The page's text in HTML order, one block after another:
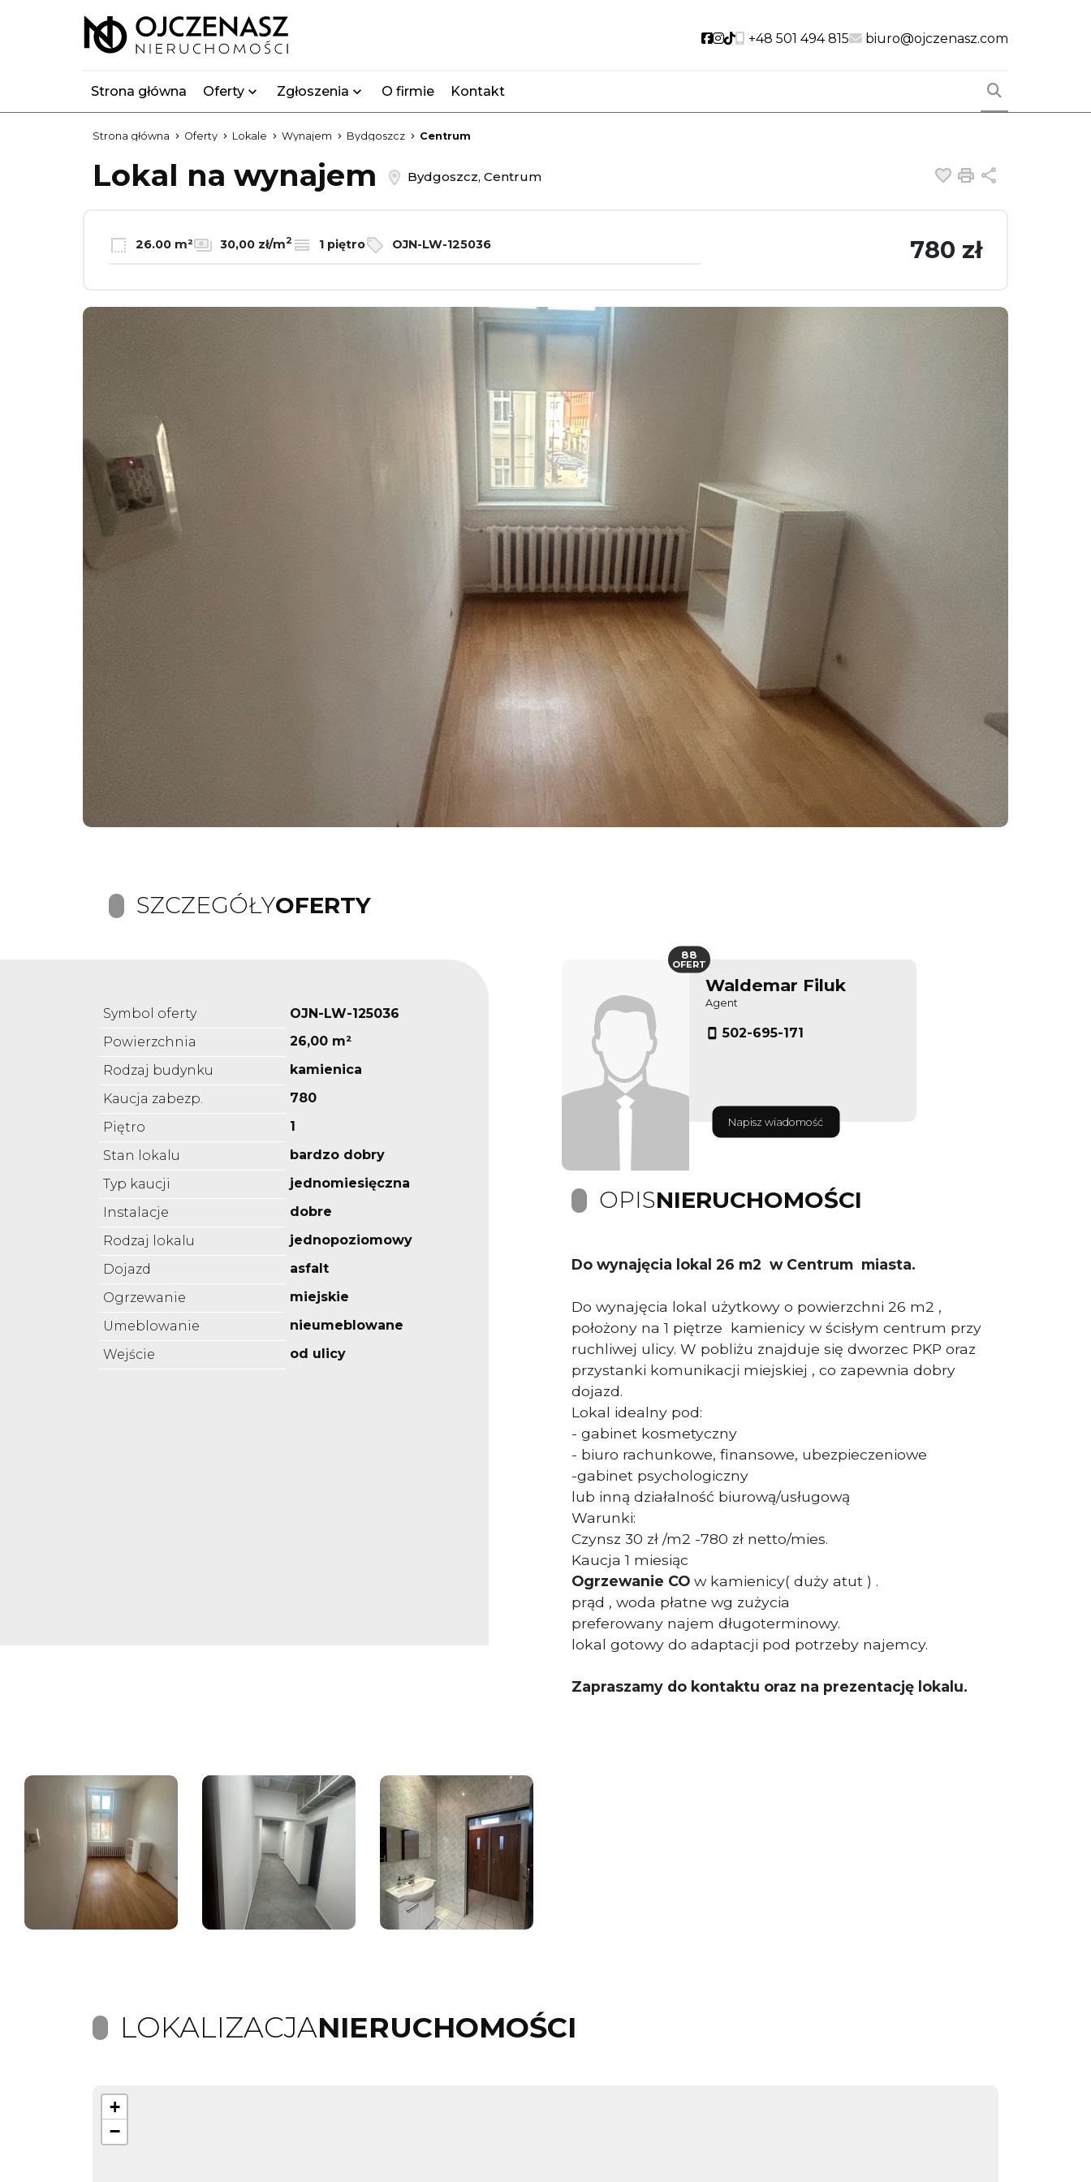
Social link
Social link
Social link
+48 501 494 815 biuro@ojczenasz.com
Strona główna Oferty Zgłoszenia O firmie Kontakt
Strona główna Oferty Lokale Wynajem Bydgoszcz Centrum
Lokal na wynajem Bydgoszcz, Centrum Dodaj do
Drukuj
26.00 m² 30,00 zł/m2 1 piętro OJN-LW-125036 780 zł
SZCZEGÓŁYOFERTY
Symbol oferty
OJN-LW-125036
Powierzchnia
26,00 m²
Rodzaj budynku
kamienica
Kaucja zabezp.
780
Piętro
1
Stan lokalu
bardzo dobry
Typ kaucji
jednomiesięczna
Instalacje
dobre
Rodzaj lokalu
jednopoziomowy
Dojazd
asfalt
Ogrzewanie
miejskie
Umeblowanie
nieumeblowane
Wejście
od ulicy
Waldemar Filuk
Agent
502-695-171
Napisz wiadomość
88
OFERT
OPISNIERUCHOMOŚCI
Do wynajęcia lokal 26 m2 w Centrum miasta.
Do wynajęcia lokal użytkowy o powierzchni 26 m2 ,
położony na 1 piętrze kamienicy w ścisłym centrum przy
ruchliwej ulicy. W pobliżu znajduje się dworzec PKP oraz
przystanki komunikacji miejskiej , co zapewnia dobry
dojazd.
Lokal idealny pod:
- gabinet kosmetyczny
- biuro rachunkowe, finansowe, ubezpieczeniowe
-gabinet psychologiczny
lub inną działalność biurową/usługową
Warunki:
Czynsz 30 zł /m2 -780 zł netto/mies.
Kaucja 1 miesiąc
Ogrzewanie CO w kamienicy( duży atut ) .
prąd , woda płatne wg zużycia
preferowany najem długoterminowy.
lokal gotowy do adaptacji pod potrzeby najemcy.
Zapraszamy do kontaktu oraz na prezentację lokalu.
LOKALIZACJANIERUCHOMOŚCI
+
−